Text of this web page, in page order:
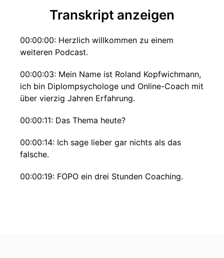
Transkript anzeigen
00:00:00: Herzlich willkommen zu einem
weiteren Podcast.
00:00:03: Mein Name ist Roland Kopfwichmann,
ich bin Diplompsychologe und Online-Coach mit
über vierzig Jahren Erfahrung.
00:00:11: Das Thema heute?
00:00:14: Ich sage lieber gar nichts als das
falsche.
00:00:19: FOPO ein drei Stunden Coaching.